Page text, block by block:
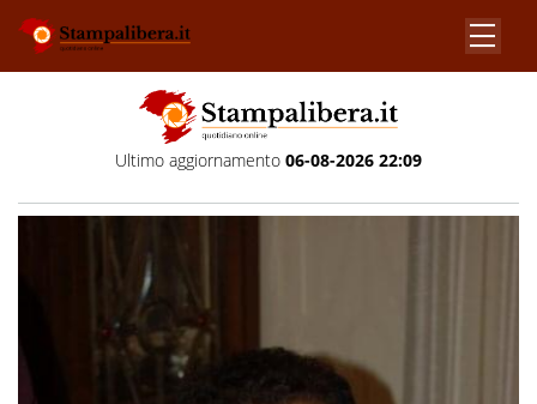
Ultimo aggiornamento 06-08-2026 22:09